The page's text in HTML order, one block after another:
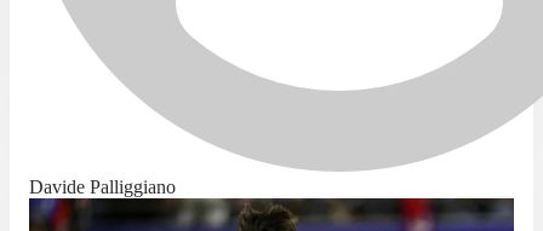
Davide Palliggiano